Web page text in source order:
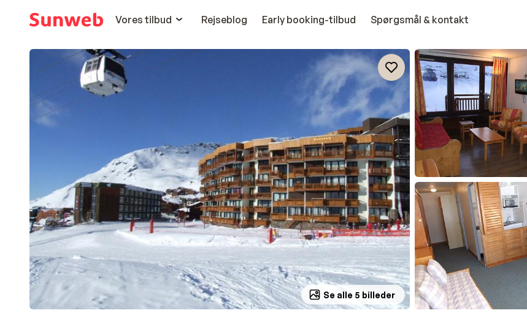
Vores tilbud
Rejseblog Early booking-tilbud Spørgsmål & kontakt
Se alle 5 billeder